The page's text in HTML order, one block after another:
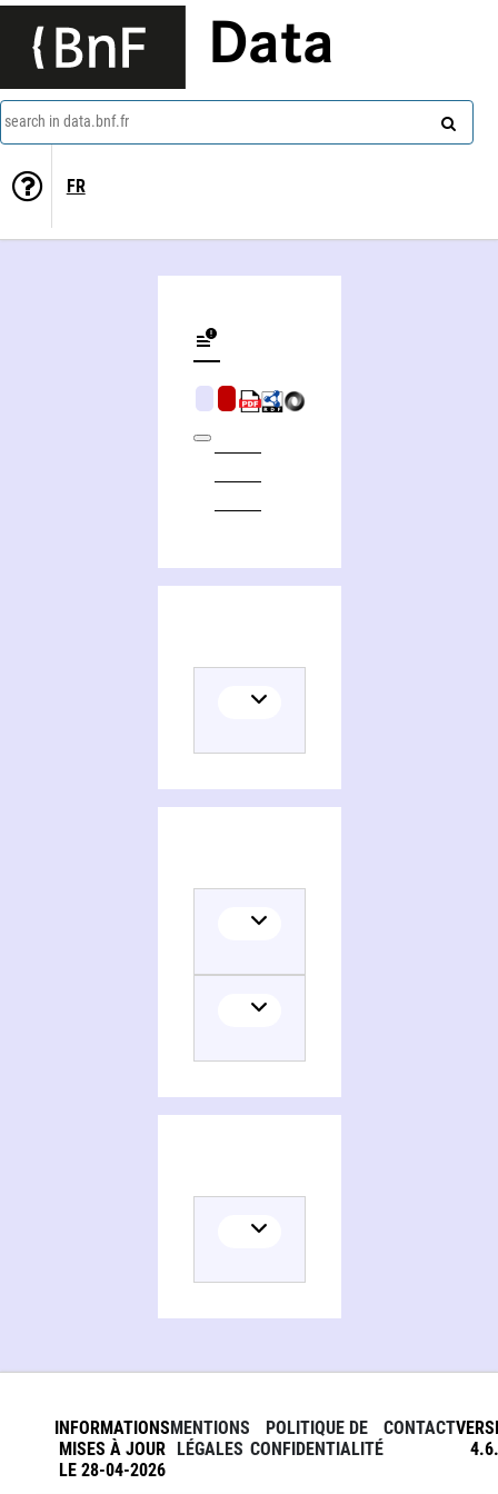
Data
search in data.bnf.fr
FR
INFORMATIONS
MISES À JOUR
LE 28-04-2026
MENTIONS
LÉGALES
POLITIQUE DE
CONFIDENTIALITÉ
CONTACT